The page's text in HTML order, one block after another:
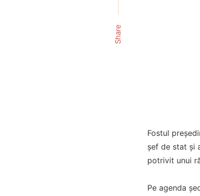
Share
Fostul
șef de stat și
potrivit unui
Pe agenda